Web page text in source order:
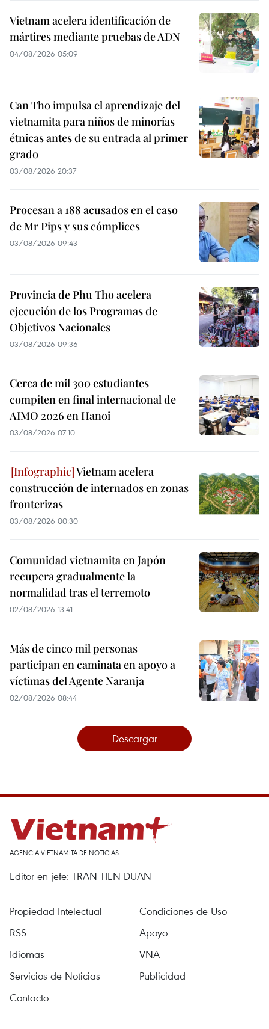
Vietnam acelera identificación de
mártires mediante pruebas de ADN
04/08/2026 05:09
Can Tho impulsa el aprendizaje del
vietnamita para niños de minorías
étnicas antes de su entrada al primer
grado
03/08/2026 20:37
Procesan a 188 acusados en el caso
de Mr Pips y sus cómplices
03/08/2026 09:43
Provincia de Phu Tho acelera
ejecución de los Programas de
Objetivos Nacionales
03/08/2026 09:36
Cerca de mil 300 estudiantes
compiten en final internacional de
AIMO 2026 en Hanoi
03/08/2026 07:10
Vietnam acelera
construcción de internados en zonas
fronterizas
03/08/2026 00:30
Comunidad vietnamita en Japón
recupera gradualmente la
normalidad tras el terremoto
02/08/2026 13:41
Más de cinco mil personas
participan en caminata en apoyo a
víctimas del Agente Naranja
02/08/2026 08:44
Descargar
AGENCIA VIETNAMITA DE NOTICIAS
Editor en jefe: TRAN TIEN DUAN
Propiedad Intelectual
Condiciones de Uso
RSS
Apoyo
Idiomas
VNA
Servicios de Noticias
Publicidad
Contacto